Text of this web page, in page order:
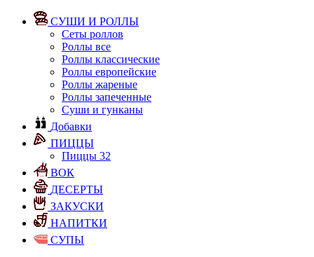
СУШИ И РОЛЛЫ
Сеты роллов
Роллы все
Роллы классические
Роллы европейские
Роллы жареные
Роллы запеченные
Суши и гунканы
Добавки
ПИЦЦЫ
Пиццы 32
ВОК
ДЕСЕРТЫ
ЗАКУСКИ
НАПИТКИ
СУПЫ